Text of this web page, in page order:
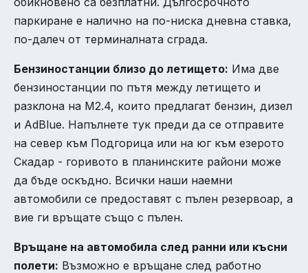
паркиране е налично на по-ниска дневна ставка,
по-далеч от терминалната сграда.
Бензиностанции близо до летището: Има две
бензиностанции по пътя между летището и
разклона на M2.4, които предлагат бензин, дизел
и AdBlue. Напълнете тук преди да се отправите
на север към Подгорица или на юг към езерото
Скадар - горивото в планинските райони може
да бъде оскъдно. Всички наши наемни
автомобили се предоставят с пълен резервоар, а
вие ги връщате също с пълен.
Връщане на автомобила след ранни или късни
полети: Възможно е връщане след работно